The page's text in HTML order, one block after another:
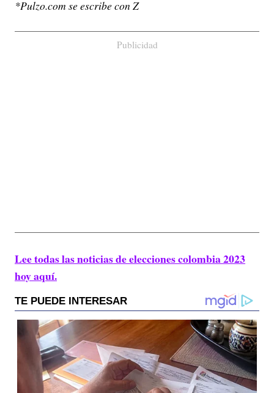
*Pulzo.com se escribe con Z
Publicidad
Lee todas las noticias de elecciones colombia 2023
hoy aquí.